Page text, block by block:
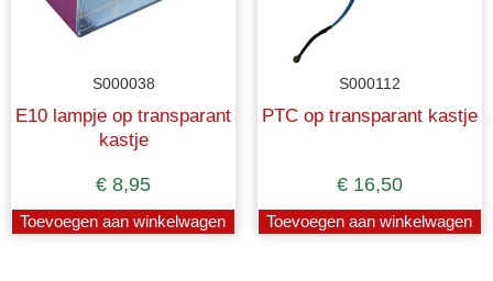
S000038
E10 lampje op transparant
kastje
€ 8,95
Toevoegen aan winkelwagen
S000112
PTC op transparant kastje
€ 16,50
Toevoegen aan winkelwagen